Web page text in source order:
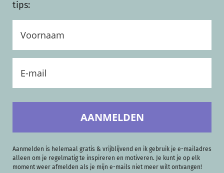
tips:
AANMELDEN
Aanmelden is helemaal gratis & vrijblijvend en ik gebruik je e-mailadres
alleen om je regelmatig te inspireren en motiveren. Je kunt je op elk
moment weer afmelden als je mijn e-mails niet meer wilt ontvangen!